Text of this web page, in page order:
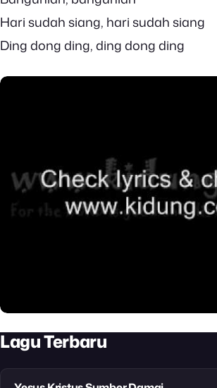
Hari sudah siang, hari sudah siang
Ding dong ding, ding dong ding
Lagu Terbaru